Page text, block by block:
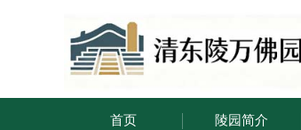
首页 陵园简介